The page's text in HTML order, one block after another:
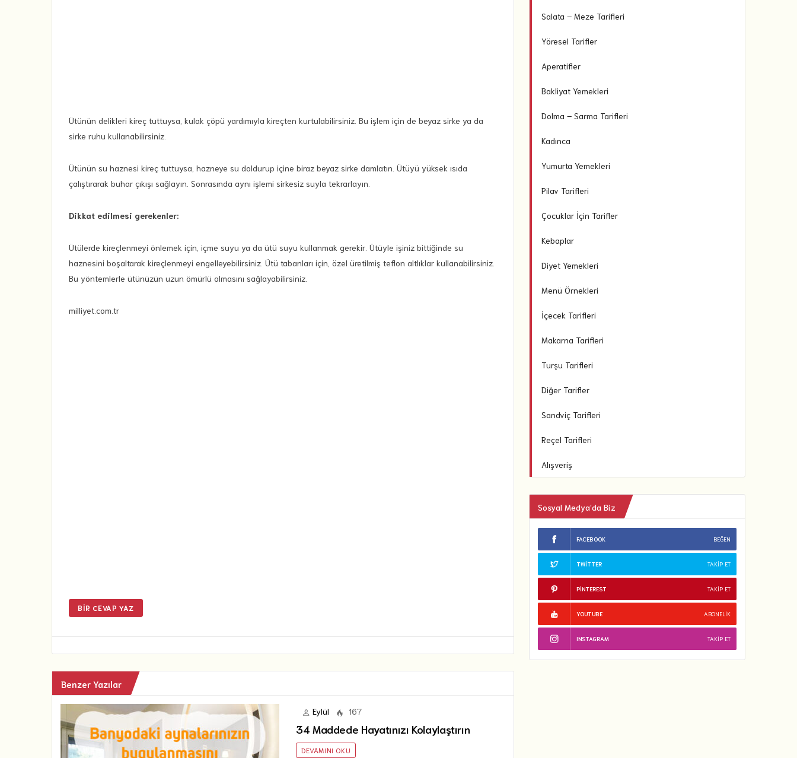
Ütünün delikleri kireç tuttuysa, kulak çöpü yardımıyla kireçten kurtulabilirsiniz. Bu işlem için de beyaz sirke ya da
sirke ruhu kullanabilirsiniz.
Ütünün su haznesi kireç tuttuysa, hazneye su doldurup içine biraz beyaz sirke damlatın. Ütüyü yüksek ısıda
çalıştırarak buhar çıkışı sağlayın. Sonrasında aynı işlemi sirkesiz suyla tekrarlayın.
Dikkat edilmesi gerekenler:
Ütülerde kireçlenmeyi önlemek için, içme suyu ya da ütü suyu kullanmak gerekir. Ütüyle işiniz bittiğinde su
haznesini boşaltarak kireçlenmeyi engelleyebilirsiniz. Ütü tabanları için, özel üretilmiş teflon altlıklar kullanabilirsiniz.
Bu yöntemlerle ütünüzün uzun ömürlü olmasını sağlayabilirsiniz.
milliyet.com.tr
BIR CEVAP YAZ
Benzer Yazılar
Eylül 167
34 Maddede Hayatınızı Kolaylaştırın
DEVAMINI OKU
Salata – Meze Tarifleri
Yöresel Tarifler
Aperatifler
Bakliyat Yemekleri
Dolma – Sarma Tarifleri
Kadınca
Yumurta Yemekleri
Pilav Tarifleri
Çocuklar İçin Tarifler
Kebaplar
Diyet Yemekleri
Menü Örnekleri
İçecek Tarifleri
Makarna Tarifleri
Turşu Tarifleri
Diğer Tarifler
Sandviç Tarifleri
Reçel Tarifleri
Alışveriş
Sosyal Medya’da Biz
FACEBOOK BEĞEN
TWITTER TAKIP ET
PINTEREST TAKIP ET
YOUTUBE ABONELIK
INSTAGRAM TAKIP ET